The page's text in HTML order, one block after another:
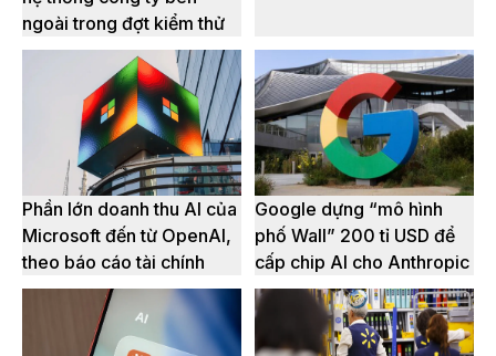
ngoài trong đợt kiểm thử
Phần lớn doanh thu AI của
Microsoft đến từ OpenAI,
theo báo cáo tài chính
Google dựng “mô hình
phố Wall” 200 tỉ USD để
cấp chip AI cho Anthropic